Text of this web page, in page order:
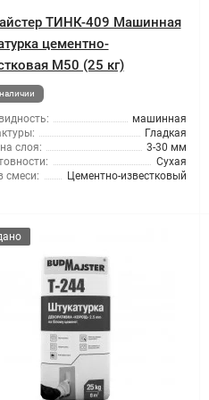
ТИНК-409 Машинная
цементно-
М50 (25 кг)
машинная
Гладкая
слоя:
3-30 мм
Сухая
смеси:
Цементно-известковый